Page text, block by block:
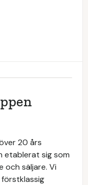
20 års
etablerat sig som
och säljare. Vi